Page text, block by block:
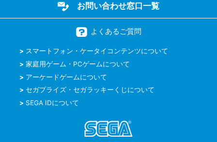
お問い合わせ窓口一覧
よくあるご質問
スマートフォン・ケータイコンテンツについて
家庭用ゲーム・PCゲームについて
アーケードゲームについて
セガプライズ・セガラッキーくじについて
SEGA IDについて